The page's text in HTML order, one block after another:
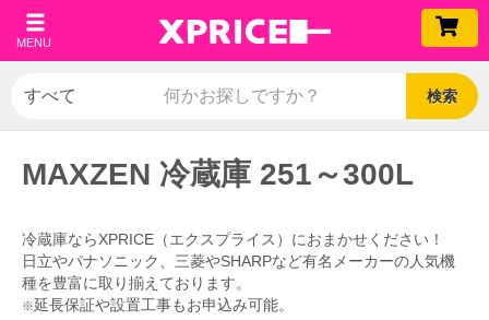
MENU
検索
MAXZEN 冷蔵庫 251～300L
冷蔵庫ならXPRICE（エクスプライス）におまかせください！
日立やパナソニック、三菱やSHARPなど有名メーカーの人気機
種を豊富に取り揃えております。
※延長保証や設置工事もお申込み可能。